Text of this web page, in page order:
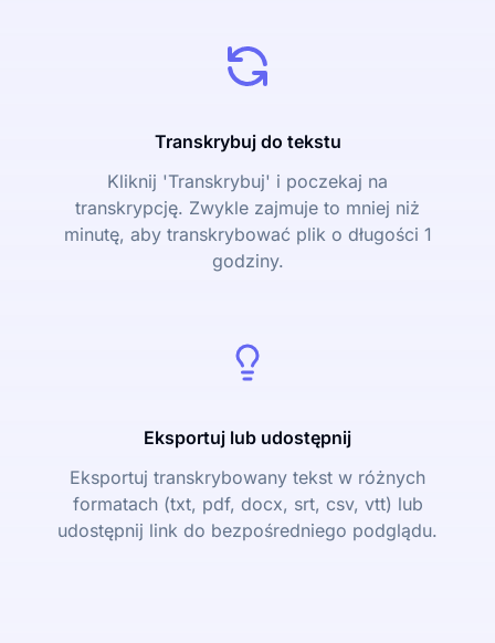
Transkrybuj do tekstu
Kliknij 'Transkrybuj' i poczekaj na
transkrypcję. Zwykle zajmuje to mniej niż
minutę, aby transkrybować plik o długości 1
godziny.
Eksportuj lub udostępnij
Eksportuj transkrybowany tekst w różnych
formatach (txt, pdf, docx, srt, csv, vtt) lub
udostępnij link do bezpośredniego podglądu.